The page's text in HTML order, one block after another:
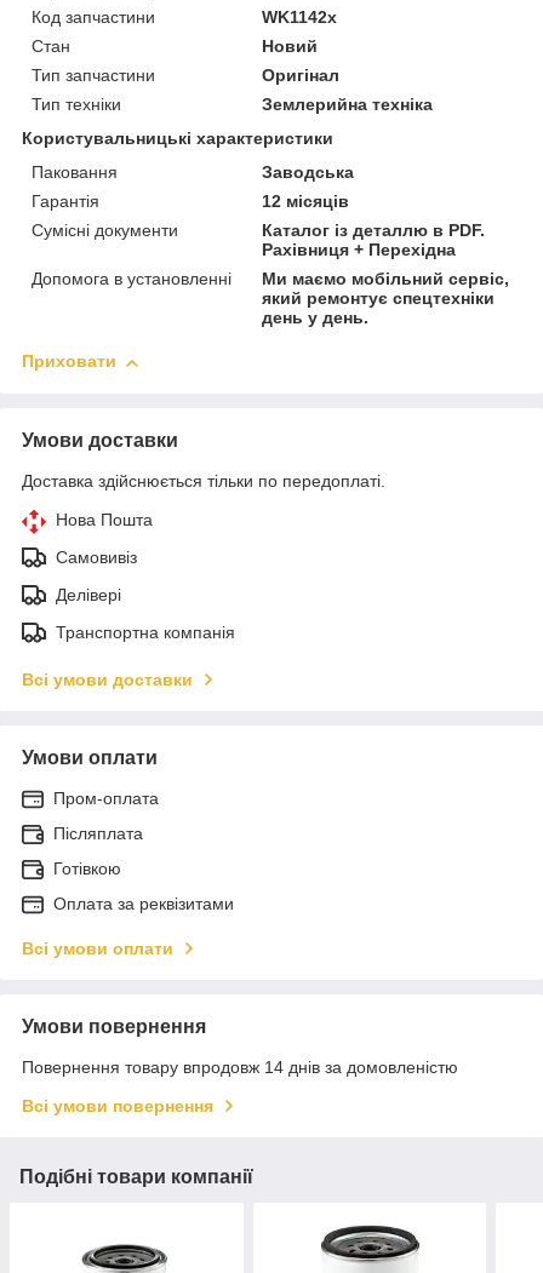
Код запчастини
WK1142x
Стан
Новий
Тип запчастини
Оригінал
Тип техніки
Землерийна техніка
Користувальницькі характеристики
Паковання
Заводська
Гарантія
12 місяців
Сумісні документи
Каталог із деталлю в PDF.
Рахівниця + Перехідна
Допомога в установленні
Ми маємо мобільний сервіс,
який ремонтує спецтехніки
день у день.
Приховати
Умови доставки
Доставка здійснюється тільки по передоплаті.
Нова Пошта
Самовивіз
Делівері
Транспортна компанія
Всі умови доставки
Умови оплати
Пром-оплата
Післяплата
Готівкою
Оплата за реквізитами
Всі умови оплати
Умови повернення
Повернення товару впродовж 14 днів за домовленістю
Всі умови повернення
Подібні товари компанії